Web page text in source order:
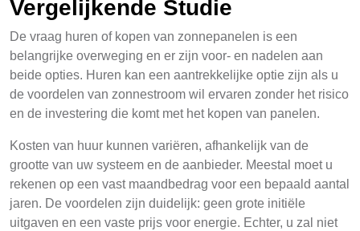
Vergelijkende Studie
De vraag huren of kopen van zonnepanelen is een
belangrijke overweging en er zijn voor- en nadelen aan
beide opties. Huren kan een aantrekkelijke optie zijn als u
de voordelen van zonnestroom wil ervaren zonder het risico
en de investering die komt met het kopen van panelen.
Kosten van huur kunnen variëren, afhankelijk van de
grootte van uw systeem en de aanbieder. Meestal moet u
rekenen op een vast maandbedrag voor een bepaald aantal
jaren. De voordelen zijn duidelijk: geen grote initiële
uitgaven en een vaste prijs voor energie. Echter, u zal niet